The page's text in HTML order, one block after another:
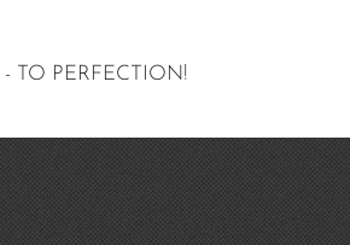
- TO PERFECTION!